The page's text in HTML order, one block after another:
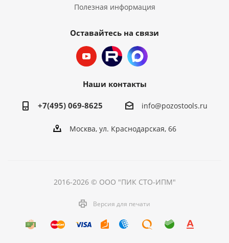
Полезная информация
Оставайтесь на связи
Наши контакты
+7(495) 069-8625 info@pozostools.ru
Москва, ул. Краснодарская, 66
2016-2026 © ООО "ПИК СТО-ИПМ"
Версия для печати